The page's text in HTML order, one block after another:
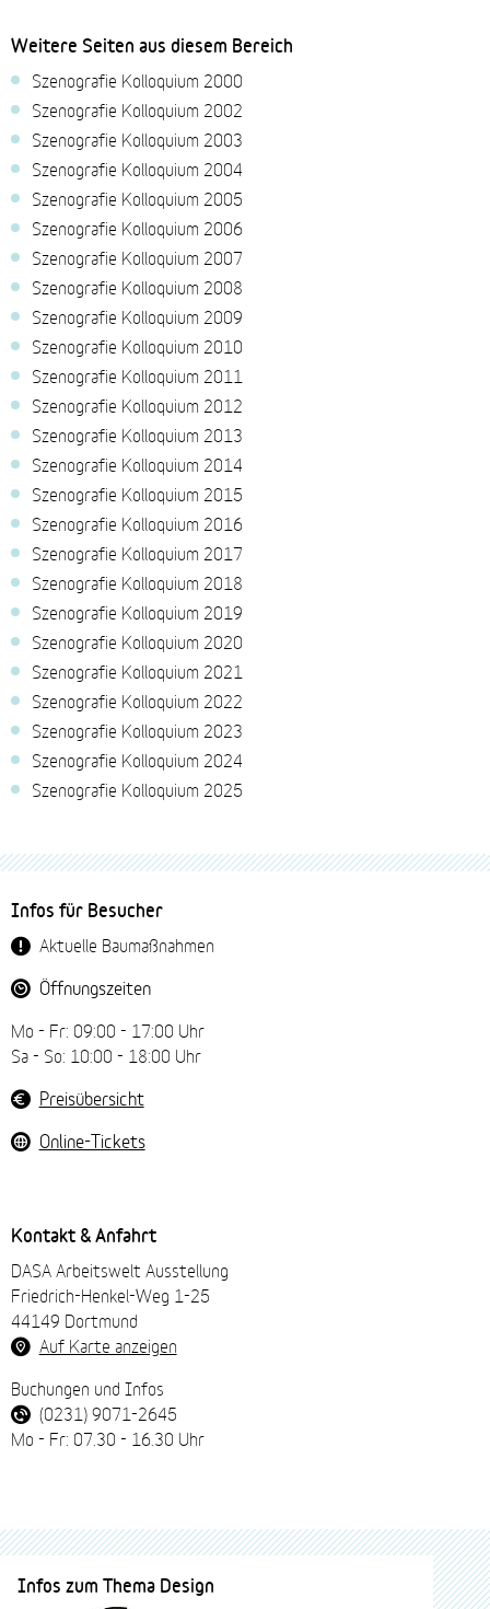
Weitere Seiten aus diesem Bereich
Szenografie Kolloquium 2000
Szenografie Kolloquium 2002
Szenografie Kolloquium 2003
Szenografie Kolloquium 2004
Szenografie Kolloquium 2005
Szenografie Kolloquium 2006
Szenografie Kolloquium 2007
Szenografie Kolloquium 2008
Szenografie Kolloquium 2009
Szenografie Kolloquium 2010
Szenografie Kolloquium 2011
Szenografie Kolloquium 2012
Szenografie Kolloquium 2013
Szenografie Kolloquium 2014
Szenografie Kolloquium 2015
Szenografie Kolloquium 2016
Szenografie Kolloquium 2017
Szenografie Kolloquium 2018
Szenografie Kolloquium 2019
Szenografie Kolloquium 2020
Szenografie Kolloquium 2021
Szenografie Kolloquium 2022
Szenografie Kolloquium 2023
Szenografie Kolloquium 2024
Szenografie Kolloquium 2025
Fussbereich-
Navigation
Infos für Besucher
Aktuelle Baumaßnahmen
Öffnungszeiten
Mo - Fr: 09:00 - 17:00 Uhr
Sa - So: 10:00 - 18:00 Uhr
Preisübersicht
Online-Tickets
Kontakt & Anfahrt
DASA Arbeitswelt Ausstellung
Friedrich-Henkel-Weg 1-25
44149 Dortmund
Auf Karte anzeigen
Buchungen und Infos
(0231) 9071-2645
Mo - Fr: 07.30 - 16.30 Uhr
Infos zum Thema Design